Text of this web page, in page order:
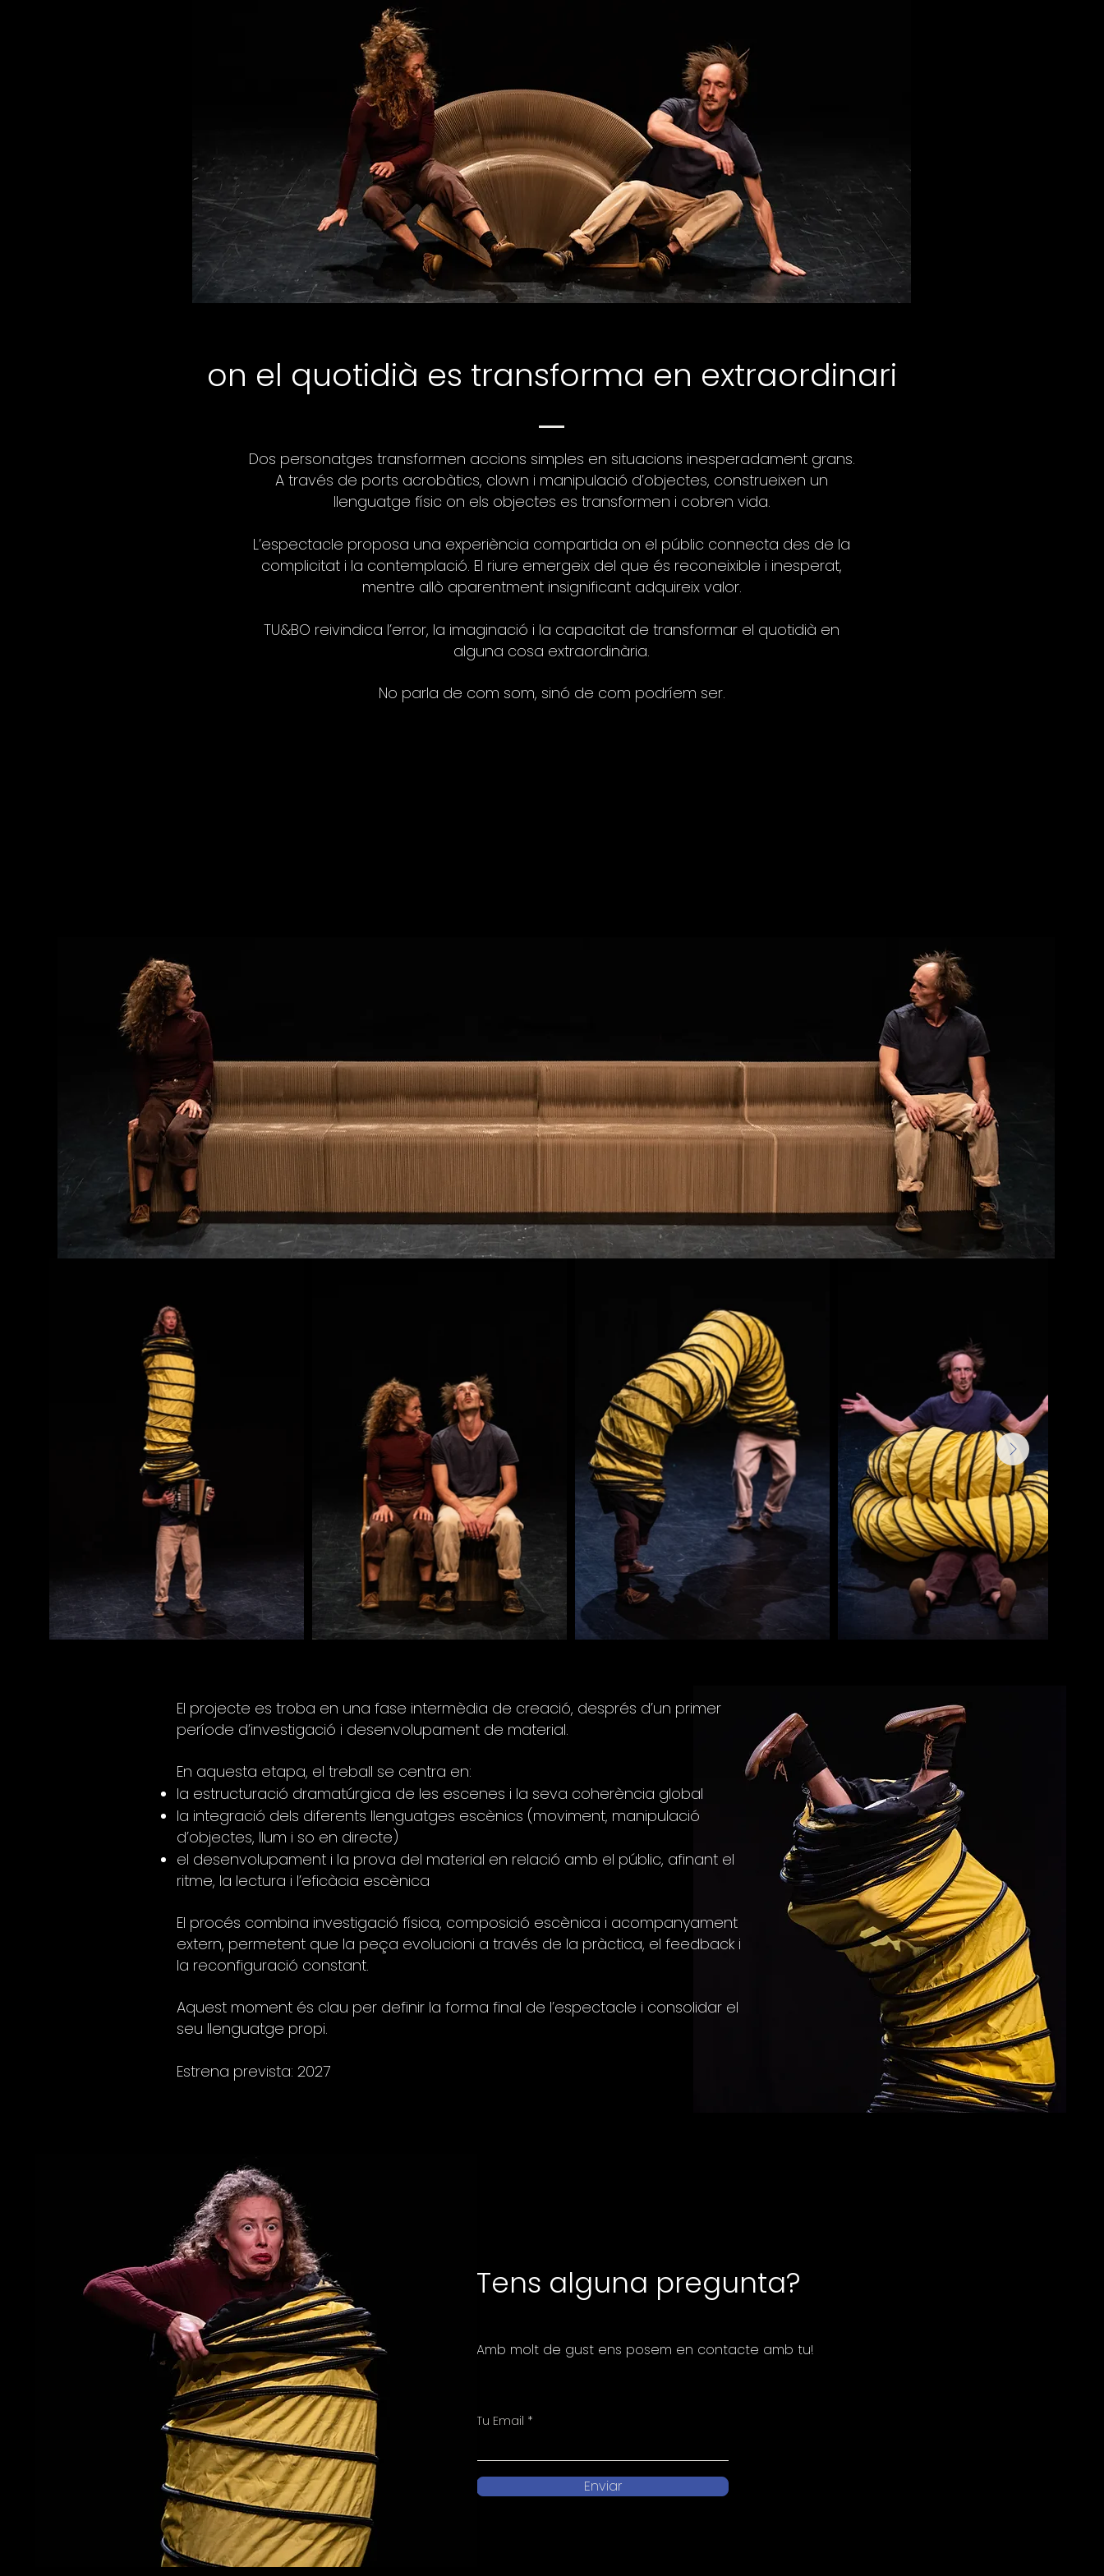
on el quotidià es transforma en extraordinari
Dos personatges transformen accions simples en situacions inesperadament grans.
A través de ports acrobàtics, clown i manipulació d’objectes, construeixen un
llenguatge físic on els objectes es transformen i cobren vida.
L’espectacle proposa una experiència compartida on el públic connecta des de la
complicitat i la contemplació. El riure emergeix del que és reconeixible i inesperat,
mentre allò aparentment insignificant adquireix valor.
TU&BO reivindica l’error, la imaginació i la capacitat de transformar el quotidià en
alguna cosa extraordinària.
No parla de com som, sinó de com podríem ser.
El projecte es troba en una fase intermèdia de creació, després d’un primer
període d’investigació i desenvolupament de material.
En aquesta etapa, el treball se centra en:
la estructuració dramatúrgica de les escenes i la seva coherència global
la integració dels diferents llenguatges escènics (moviment, manipulació
d’objectes, llum i so en directe)
el desenvolupament i la prova del material en relació amb el públic, afinant el
ritme, la lectura i l’eficàcia escènica
El procés combina investigació física, composició escènica i acompanyament
extern, permetent que la peça evolucioni a través de la pràctica, el feedback i
la reconfiguració constant.
Aquest moment és clau per definir la forma final de l’espectacle i consolidar el
seu llenguatge propi.
Estrena prevista: 2027
Tens alguna pregunta?
Amb molt de gust ens posem en contacte amb tu!
Tu Email
Enviar